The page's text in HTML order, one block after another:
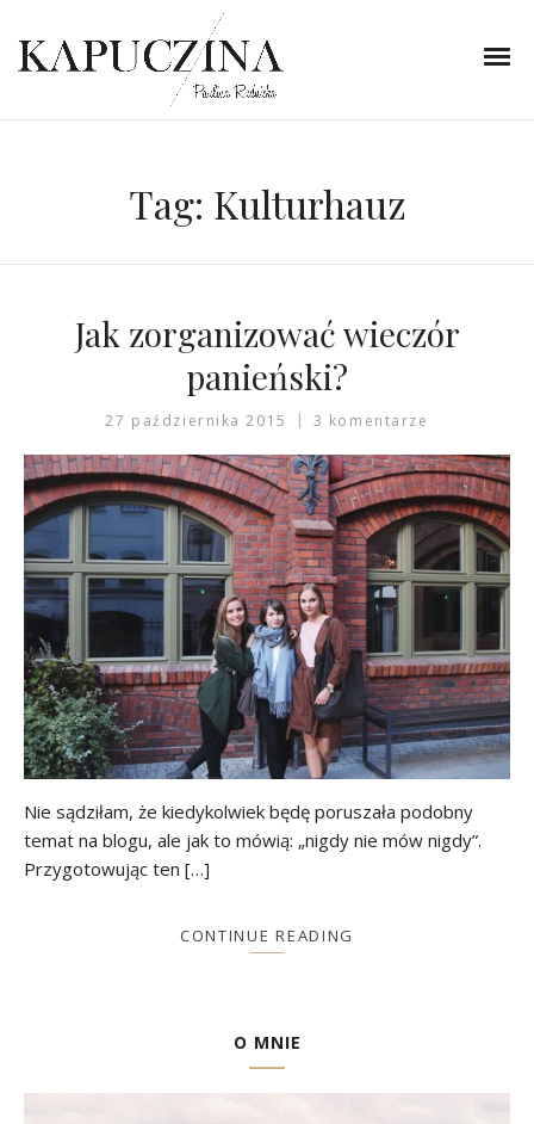
Tag: Kulturhauz
Jak zorganizować wieczór
panieński?
27 października 2015 3 komentarze
Nie sądziłam, że kiedykolwiek będę poruszała podobny
temat na blogu, ale jak to mówią: „nigdy nie mów nigdy”.
Przygotowując ten […]
CONTINUE READING
O MNIE